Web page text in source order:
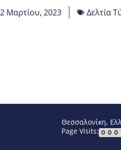
Μαρτίου, 2023 Δελτία
Θεσσαλονίκη,
Page Visits: